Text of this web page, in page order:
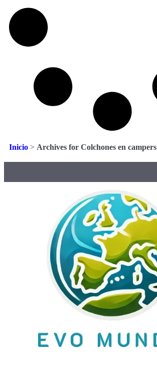
Inicio > Archives for Colchones en campers